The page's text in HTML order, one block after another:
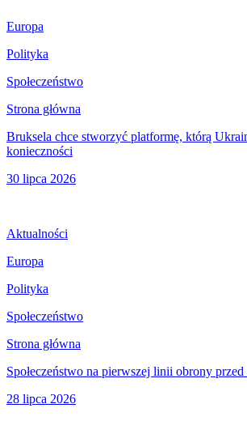
Europa
Polityka
Społeczeństwo
Strona główna
Bruksela chce stworzyć platformę, którą
konieczności
30 lipca 2026
Aktualności
Europa
Polityka
Społeczeństwo
Strona główna
Społeczeństwo na pierwszej linii obrony
28 lipca 2026